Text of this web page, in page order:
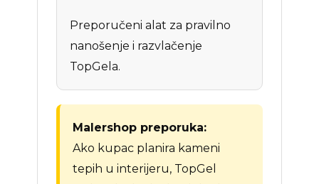
Preporučeni alat za pravilno
nanošenje i razvlačenje
TopGela.
Malershop preporuka:
Ako kupac planira kameni
tepih u interijeru, TopGel